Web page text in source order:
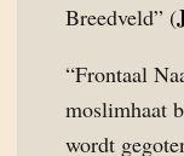
Breedveld” (
“Frontaal
moslimhaat
wordt